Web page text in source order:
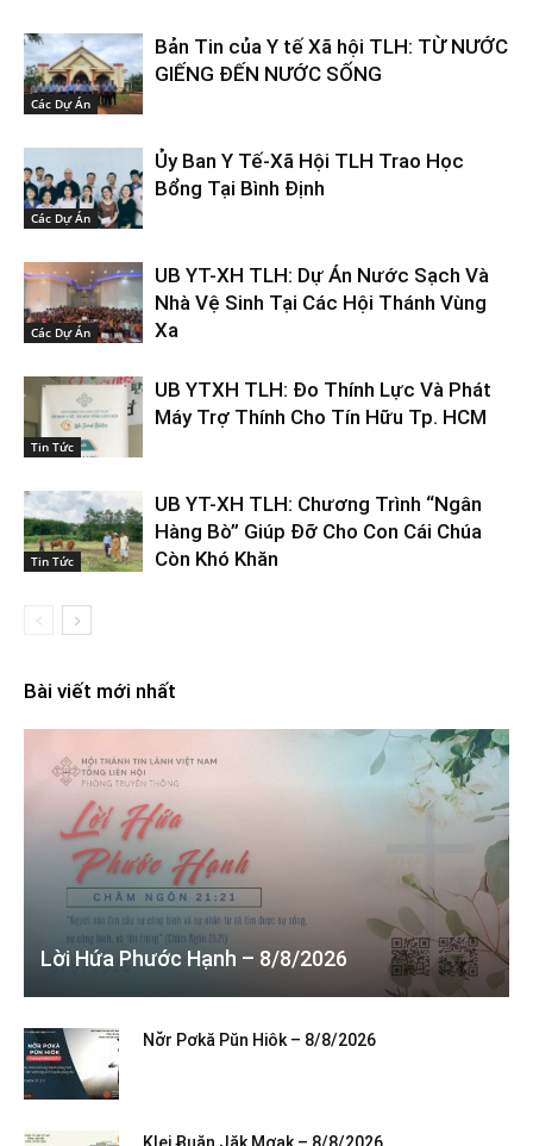
Các Dự Án
Bản Tin của Y tế Xã hội TLH: TỪ NƯỚC
GIẾNG ĐẾN NƯỚC SỐNG
Các Dự Án
Ủy Ban Y Tế-Xã Hội TLH Trao Học
Bổng Tại Bình Định
Các Dự Án
UB YT-XH TLH: Dự Án Nước Sạch Và
Nhà Vệ Sinh Tại Các Hội Thánh Vùng
Xa
Tin Tức
UB YTXH TLH: Đo Thính Lực Và Phát
Máy Trợ Thính Cho Tín Hữu Tp. HCM
Tin Tức
UB YT-XH TLH: Chương Trình “Ngân
Hàng Bò” Giúp Đỡ Cho Con Cái Chúa
Còn Khó Khăn
Bài viết mới nhất
Lời Hứa Phước Hạnh – 8/8/2026
Nơ̆r Pơkă Pŭn Hiôk – 8/8/2026